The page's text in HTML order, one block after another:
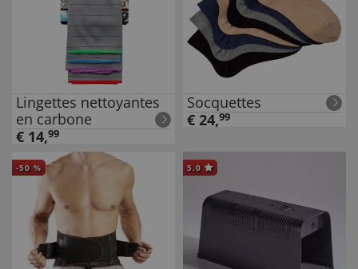
Lingettes nettoyantes
en carbone
€ 14,99
Socquettes
€ 24,99
-50 % 5.0